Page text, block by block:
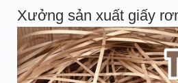
Xưởng sản xuất giấy